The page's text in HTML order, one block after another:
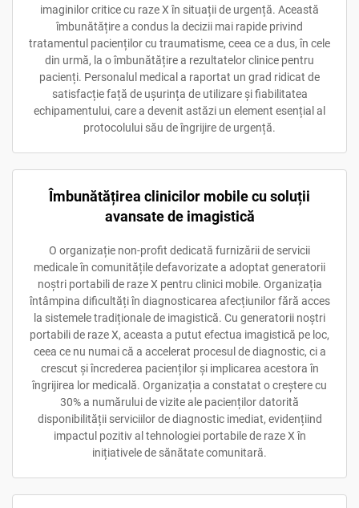
imaginilor critice cu raze X în situații de urgență. Această
îmbunătățire a condus la decizii mai rapide privind
tratamentul pacienților cu traumatisme, ceea ce a dus, în cele
din urmă, la o îmbunătățire a rezultatelor clinice pentru
pacienți. Personalul medical a raportat un grad ridicat de
satisfacție față de ușurința de utilizare și fiabilitatea
echipamentului, care a devenit astăzi un element esențial al
protocolului său de îngrijire de urgență.
Îmbunătățirea clinicilor mobile cu soluții
avansate de imagistică
O organizație non-profit dedicată furnizării de servicii
medicale în comunitățile defavorizate a adoptat generatorii
noștri portabili de raze X pentru clinici mobile. Organizația
întâmpina dificultăți în diagnosticarea afecțiunilor fără acces
la sistemele tradiționale de imagistică. Cu generatorii noștri
portabili de raze X, aceasta a putut efectua imagistică pe loc,
ceea ce nu numai că a accelerat procesul de diagnostic, ci a
crescut și încrederea pacienților și implicarea acestora în
îngrijirea lor medicală. Organizația a constatat o creștere cu
30% a numărului de vizite ale pacienților datorită
disponibilității serviciilor de diagnostic imediat, evidențiind
impactul pozitiv al tehnologiei portabile de raze X în
inițiativele de sănătate comunitară.